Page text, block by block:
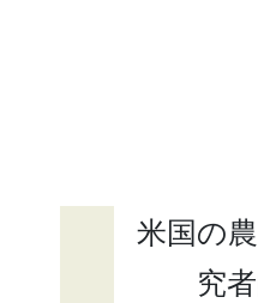
米国の
究